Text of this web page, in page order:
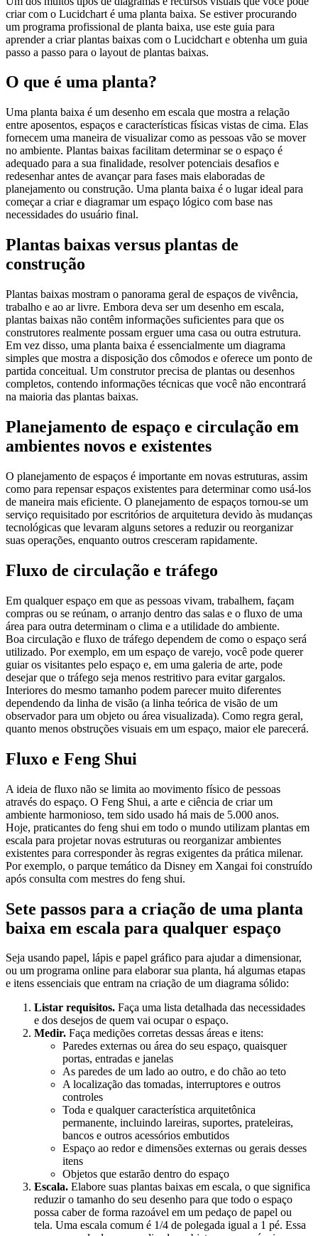
criar com o Lucidchart é uma planta baixa. Se estiver procurando
um programa profissional de planta baixa, use este guia para
aprender a criar plantas baixas com o Lucidchart e obtenha um guia
passo a passo para o layout de plantas baixas.
O que é uma planta?
Uma planta baixa é um desenho em escala que mostra a relação
entre aposentos, espaços e características físicas vistas de cima. Elas
fornecem uma maneira de visualizar como as pessoas vão se mover
no ambiente. Plantas baixas facilitam determinar se o espaço é
adequado para a sua finalidade, resolver potenciais desafios e
redesenhar antes de avançar para fases mais elaboradas de
planejamento ou construção. Uma planta baixa é o lugar ideal para
começar a criar e diagramar um espaço lógico com base nas
necessidades do usuário final.
Plantas baixas versus plantas de
construção
Plantas baixas mostram o panorama geral de espaços de vivência,
trabalho e ao ar livre. Embora deva ser um desenho em escala,
plantas baixas não contêm informações suficientes para que os
construtores realmente possam erguer uma casa ou outra estrutura.
Em vez disso, uma planta baixa é essencialmente um diagrama
simples que mostra a disposição dos cômodos e oferece um ponto de
partida conceitual. Um construtor precisa de plantas ou desenhos
completos, contendo informações técnicas que você não encontrará
na maioria das plantas baixas.
Planejamento de espaço e circulação em
ambientes novos e existentes
O planejamento de espaços é importante em novas estruturas, assim
como para repensar espaços existentes para determinar como usá-los
de maneira mais eficiente. O planejamento de espaços tornou-se um
serviço requisitado por escritórios de arquitetura devido às mudanças
tecnológicas que levaram alguns setores a reduzir ou reorganizar
suas operações, enquanto outros cresceram rapidamente.
Fluxo de circulação e tráfego
Em qualquer espaço em que as pessoas vivam, trabalhem, façam
compras ou se reúnam, o arranjo dentro das salas e o fluxo de uma
área para outra determinam o clima e a utilidade do ambiente.
Boa circulação e fluxo de tráfego dependem de como o espaço será
utilizado. Por exemplo, em um espaço de varejo, você pode querer
guiar os visitantes pelo espaço e, em uma galeria de arte, pode
desejar que o tráfego seja menos restritivo para evitar gargalos.
Interiores do mesmo tamanho podem parecer muito diferentes
dependendo da linha de visão (a linha teórica de visão de um
observador para um objeto ou área visualizada). Como regra geral,
quanto menos obstruções visuais em um espaço, maior ele parecerá.
Fluxo e Feng Shui
A ideia de fluxo não se limita ao movimento físico de pessoas
através do espaço. O Feng Shui, a arte e ciência de criar um
ambiente harmonioso, tem sido usado há mais de 5.000 anos.
Hoje, praticantes do feng shui em todo o mundo utilizam plantas em
escala para projetar novas estruturas ou reorganizar ambientes
existentes para corresponder às regras exigentes da prática milenar.
Por exemplo, o parque temático da Disney em Xangai foi construído
após consulta com mestres do feng shui.
Sete passos para a criação de uma planta
baixa em escala para qualquer espaço
Seja usando papel, lápis e papel gráfico para ajudar a dimensionar,
ou um programa online para elaborar sua planta, há algumas etapas
e itens essenciais que entram na criação de um diagrama sólido:
Listar requisitos. Faça uma lista detalhada das necessidades
e dos desejos de quem vai ocupar o espaço.
Medir. Faça medições corretas dessas áreas e itens:
Paredes externas ou área do seu espaço, quaisquer
portas, entradas e janelas
As paredes de um lado ao outro, e do chão ao teto
A localização das tomadas, interruptores e outros
controles
Toda e qualquer característica arquitetônica
permanente, incluindo lareiras, suportes, prateleiras,
bancos e outros acessórios embutidos
Espaço ao redor e dimensões externas ou gerais desses
itens
Objetos que estarão dentro do espaço
Escala. Elabore suas plantas baixas em escala, o que significa
reduzir o tamanho do seu desenho para que todo o espaço
possa caber de forma razoável em um pedaço de papel ou
tela. Uma escala comum é 1/4 de polegada igual a 1 pé. Essa